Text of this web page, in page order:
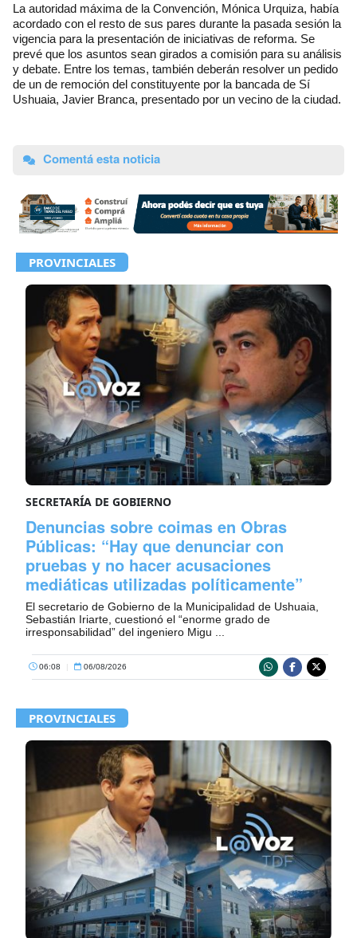
La autoridad máxima de la Convención, Mónica Urquiza, había
acordado con el resto de sus pares durante la pasada sesión la
vigencia para la presentación de iniciativas de reforma. Se
prevé que los asuntos sean girados a comisión para su análisis
y debate. Entre los temas, también deberán resolver un pedido
de un de remoción del constituyente por la bancada de Sí
Ushuaia, Javier Branca, presentado por un vecino de la ciudad.
Comentá esta noticia
PROVINCIALES
SECRETARÍA DE GOBIERNO
Denuncias sobre coimas en Obras
Públicas: “Hay que denunciar con
pruebas y no hacer acusaciones
mediáticas utilizadas políticamente”
El secretario de Gobierno de la Municipalidad de Ushuaia,
Sebastián Iriarte, cuestionó el “enorme grado de
irresponsabilidad” del ingeniero Migu ...
06:08 | 06/08/2026
PROVINCIALES